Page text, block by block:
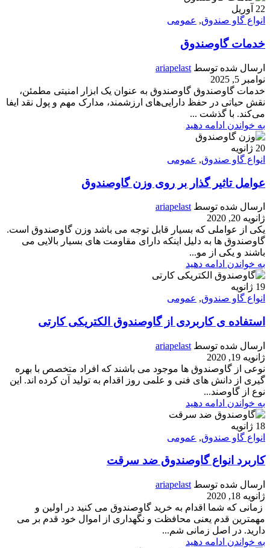
22 آوریل
انواع گاو صندوق, عمومی
خدمات گاوصندوق
ارسال شده توسط ariapelast
نوامبر 5, 2025
خدمات گاوصندوق گاوصندوق به عنوان یک ابزار امنیتی مطمئن،
نقش حیاتی در حفظ دارایی‌های ارزشمند، مدارک مهم و پول نقد ایفا
می‌کند. با گذشت ...
به خواندن ادامه دهید
20 ژانویه
انواع گاو صندوق, عمومی
عوامل تاثیر گذار بر روی وزن گاوصندوق
ارسال شده توسط ariapelast
ژانویه 20, 2020
یکی از عواملی که بسیار قابل توجه می باشد وزن گاوصندوق است.
گاوصندوق ها به دلیل اینکه دارای مقاومت های بسیار بالایی می
باشند و یکی از مو...
به خواندن ادامه دهید
19 ژانویه
انواع گاو صندوق, عمومی
استفاده ی کاربردی از گاوصندوق الکتریکی کارتی
ارسال شده توسط ariapelast
ژانویه 19, 2020
نوعی از گاوصندوق ها موجود می باشند که افراد متخصص با بهره
گیری از دانش های فنی و علمی روز اقدام به تولید آن کرده اند. این
نوع از گاوصند...
به خواندن ادامه دهید
18 ژانویه
انواع گاو صندوق, عمومی
کاربرد انواع گاوصندوق ضد سرقت
ارسال شده توسط ariapelast
ژانویه 18, 2020
زمانی که شما اقدام به خرید گاوصندوق می کنید در اولین و
مهمترین قدم یعنی محافظت و نگهداری از اموال خود قدم بر می
دارید. در اصل زمانی شم...
به خواندن ادامه دهید